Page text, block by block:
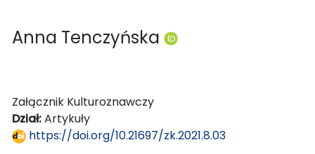
Anna Tenczyńska
Załącznik Kulturoznawczy
Dział:Artykuły
https://doi.org/10.21697/zk.2021.8.03